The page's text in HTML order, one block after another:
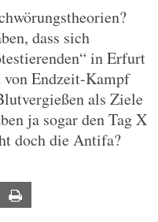
dass sich
in Erfurt
Endzeit-Kampf
als Ziele
ja sogar den Tag X
doch die Antifa?
Email